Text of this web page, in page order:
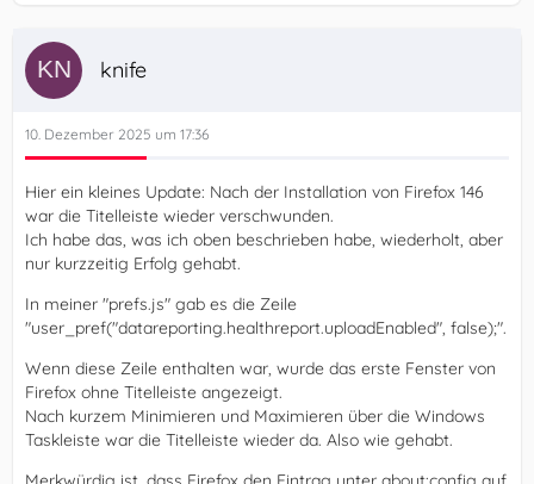
knife
10. Dezember 2025 um 17:36
Hier ein kleines Update: Nach der Installation von Firefox 146
war die Titelleiste wieder verschwunden.
Ich habe das, was ich oben beschrieben habe, wiederholt, aber
nur kurzzeitig Erfolg gehabt.
In meiner "prefs.js" gab es die Zeile
"user_pref("datareporting.healthreport.uploadEnabled", false);".
Wenn diese Zeile enthalten war, wurde das erste Fenster von
Firefox ohne Titelleiste angezeigt.
Nach kurzem Minimieren und Maximieren über die Windows
Taskleiste war die Titelleiste wieder da. Also wie gehabt.